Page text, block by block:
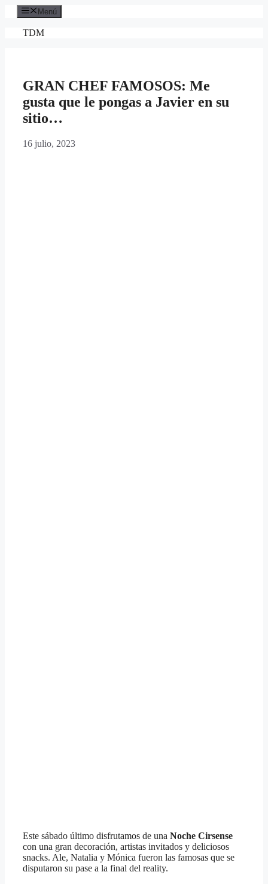
Saltar
contenido
Menú
TDM
GRAN CHEF FAMOSOS: Me
gusta que le pongas a Javier en su
sitio…
16 julio, 2023
Este sábado último disfrutamos de una Noche Cirsense
con una gran decoración, artistas invitados y deliciosos
snacks. Ale, Natalia y Mónica fueron las famosas que se
disputaron su pase a la final del reality.